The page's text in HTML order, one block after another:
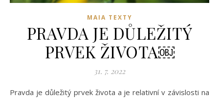
MAIA TEXTY
PRAVDA JE DŮLEŽITÝ
PRVEK ŽIVOTA￼
31. 7. 2022
Pravda je důležitý prvek života a je relativní v závislosti na